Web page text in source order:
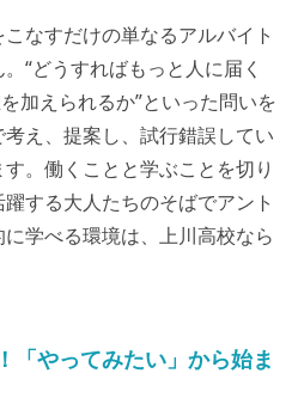
なすだけの単なるアルバイト
“どうすればもっと人に届く
加えられるか”といった問いを
え、提案し、試行錯誤してい
。働くことと学ぶことを切り
する大人たちのそばでアント
学べる環境は、上川高校なら
「やってみたい」から始ま